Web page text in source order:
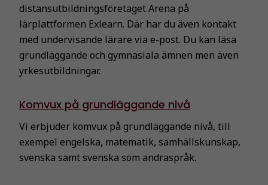
distansutbildningsföretaget Arena på
lärplattformen Exlearn. Där har du även kontakt
med undervisande lärare via e-post. Du kan läsa
grundläggande och gymnasiala ämnen men även
yrkesutbildningar.
Komvux på grundläggande nivå
Vi erbjuder komvux på grundläggande nivå, till
exempel engelska, matematik, samhällskunskap,
svenska samt svenska som andraspråk.